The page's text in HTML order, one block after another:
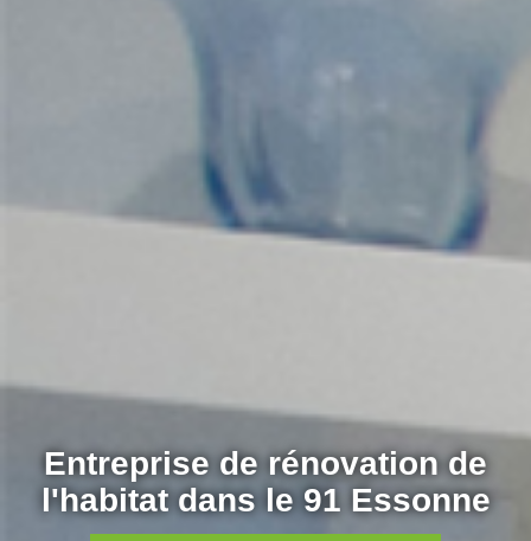
Entreprise de rénovation de
l'habitat dans le 91 Essonne